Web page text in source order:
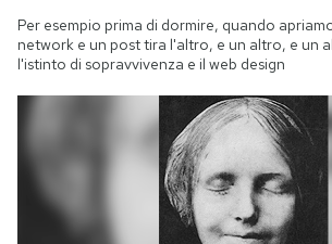
Per esempio prima di dormire, quando
network e un post tira l'altro, e un altro, e un
l'istinto di sopravvivenza e il web design